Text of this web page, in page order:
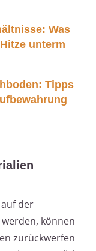
Was
unterm
Tipps
der
können
zurückwerfen